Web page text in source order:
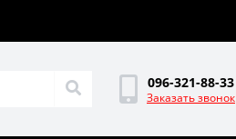
096-321-88-33
Заказать звонок